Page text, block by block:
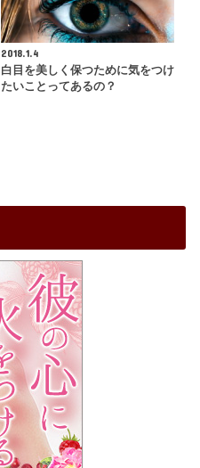
2018.1.4
白目を美しく保つために気をつけ
たいことってあるの？